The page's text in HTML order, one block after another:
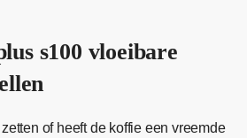
s100 vloeibare
of heeft de koffie een vreemde